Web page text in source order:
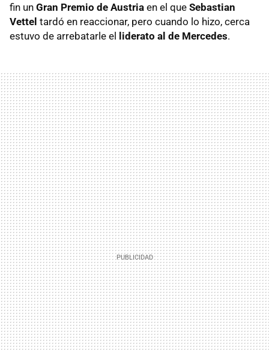
fin un Gran Premio de Austria en el que Sebastian
Vettel tardó en reaccionar, pero cuando lo hizo, cerca
estuvo de arrebatarle el
liderato al de Mercedes.